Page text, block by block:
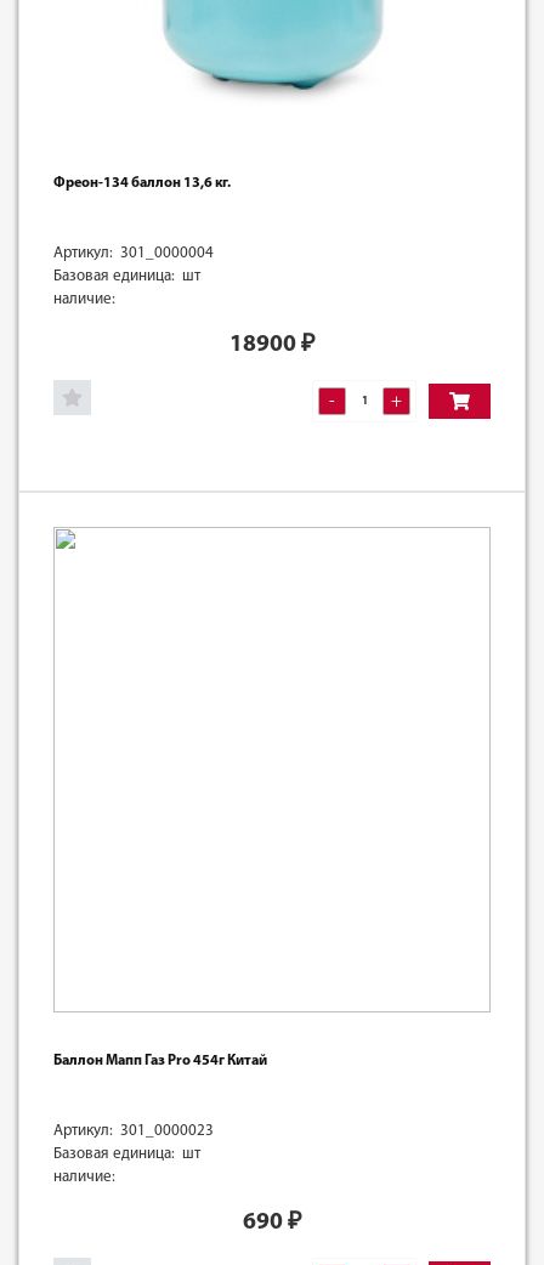
Фреон-134 баллон 13,6 кг.
Артикул: 301_0000004
Базовая единица: шт
наличие:
18900 ₽
- +
Баллон Мапп Газ Рro 454г Китай
Артикул: 301_0000023
Базовая единица: шт
наличие:
690 ₽